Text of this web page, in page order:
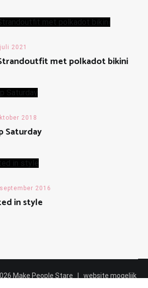
2021
met polkadot bikini
2018
Saturday
2016
in style
Make People Stare | website mogelijk